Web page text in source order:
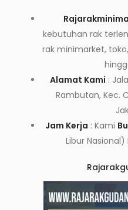
kebutuhan rak
rak minimarket,
Alamat Kami :
Rambutan, Kec.
Jam Kerja : Kami
Libur Nasional)